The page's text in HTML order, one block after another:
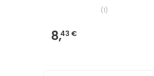
(1)
8,43 €